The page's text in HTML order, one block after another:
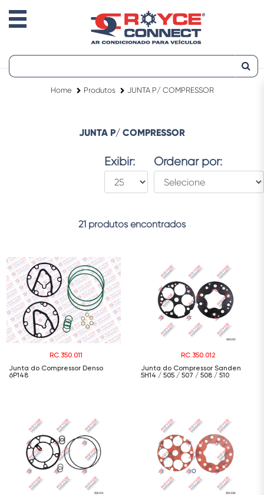
Home Produtos JUNTA P/ COMPRESSOR
JUNTA P/ COMPRESSOR
Exibir: Ordenar por:
21 produtos encontrados
RC.350.011
Junta do Compressor Denso
6P148
RC.350.012
Junta do Compressor Sanden
5H14 / 505 / 507 / 508 / 510